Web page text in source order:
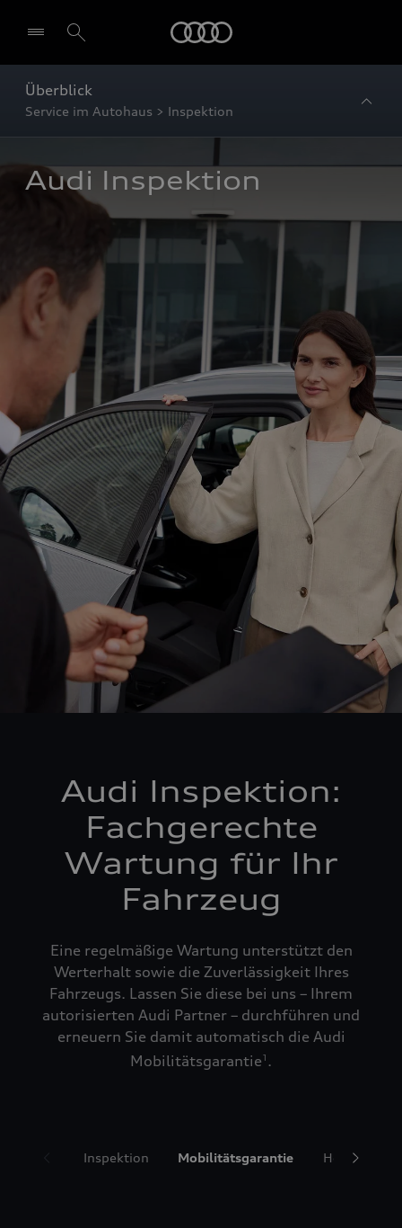
Überblick
Service im Autohaus > Inspektion
Audi Inspektion
Audi Inspektion:
Fachgerechte
Wartung für Ihr
Fahrzeug
Eine regelmäßige Wartung unterstützt den
Werterhalt sowie die Zuverlässigkeit Ihres
Fahrzeugs. Lassen Sie diese bei uns – Ihrem
autorisierten Audi Partner – durchführen und
erneuern Sie damit automatisch die Audi
Mobilitätsgarantie1 .
Inspektion Mobilitätsgarantie Hol- und